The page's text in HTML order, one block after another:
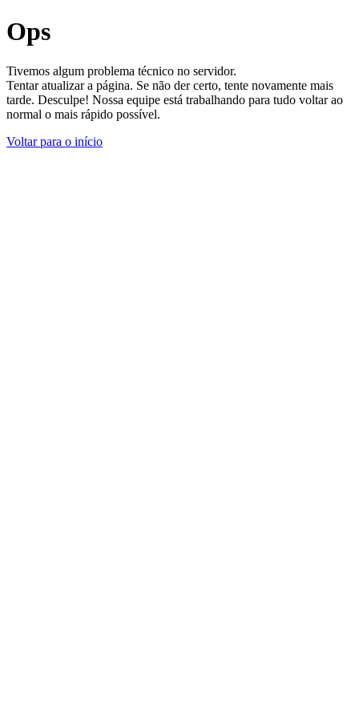
Ops
Tivemos algum problema técnico no servidor.
Tentar atualizar a página. Se não der certo, tente novamente mais
tarde. Desculpe! Nossa equipe está trabalhando para tudo voltar ao
normal o mais rápido possível.
Voltar para o início